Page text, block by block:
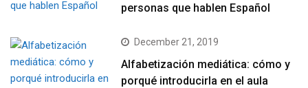
personas que hablen Español
December 21, 2019
Alfabetización mediática: cómo y
porqué introducirla en el aula